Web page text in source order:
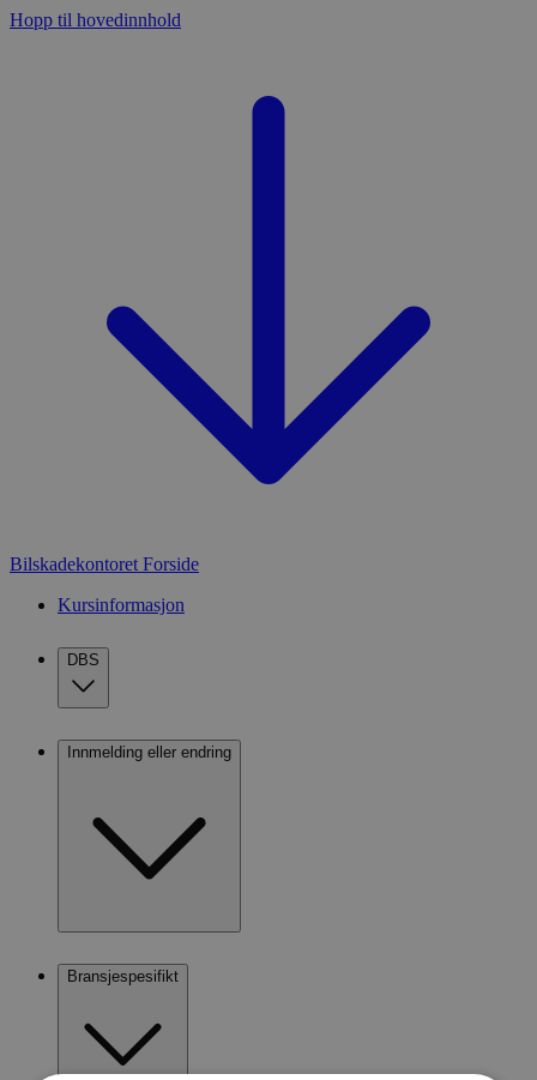
Hopp til hovedinnhold
Bilskadekontoret Forside
Kursinformasjon
DBS
Innmelding eller endring
Bransjespesifikt